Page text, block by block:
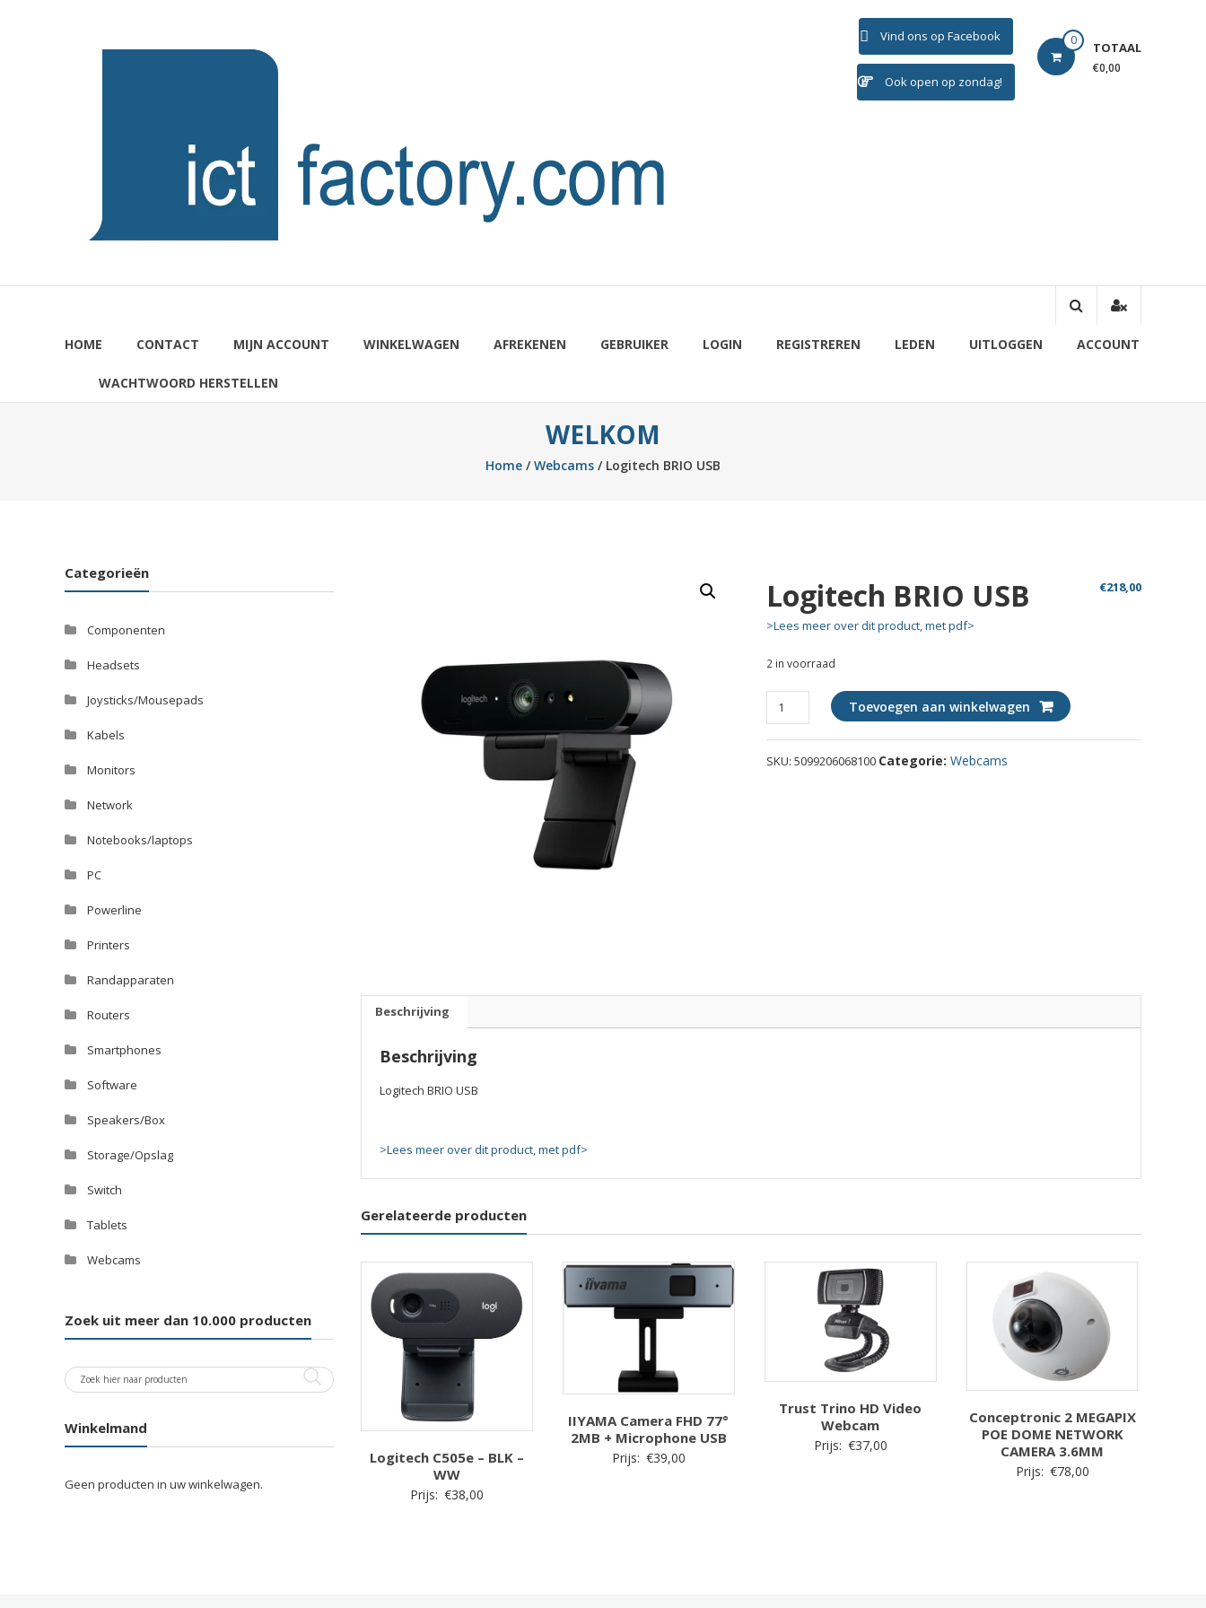
ICTFACTORY 0 TOTAAL
€0,00
Vind ons op Facebook
Ook open op zondag!
HOME CONTACT MIJN ACCOUNT WINKELWAGEN AFREKENEN GEBRUIKER LOGIN REGISTREREN LEDEN UITLOGGEN ACCOUNT
WACHTWOORD HERSTELLEN
WELKOM
Home /Webcams / Logitech BRIO USB
Logitech BRIO USB €218,00
>Lees meer over dit product, met pdf>
2 in voorraad
Logitech
BRIO
USB
quantity
Toevoegen aan winkelwagen
SKU:5099206068100 Categorie:Webcams
Beschrijving
Beschrijving
Logitech BRIO USB
>Lees meer over dit product, met pdf>
Gerelateerde producten
Logitech C505e – BLK –
WW
Prijs: €38,00
IIYAMA Camera FHD 77°
2MB + Microphone USB
Prijs: €39,00
Trust Trino HD Video
Webcam
Prijs: €37,00
Conceptronic 2 MEGAPIX
POE DOME NETWORK
CAMERA 3.6MM
Prijs: €78,00
Categorieën
Componenten
Headsets
Joysticks/Mousepads
Kabels
Monitors
Network
Notebooks/laptops
PC
Powerline
Printers
Randapparaten
Routers
Smartphones
Software
Speakers/Box
Storage/Opslag
Switch
Tablets
Webcams
Zoek uit meer dan 10.000 producten
Winkelmand
Geen producten in uw winkelwagen.